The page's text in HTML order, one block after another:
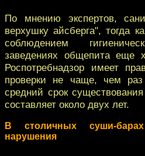
По мнению экспертов,
верхушку айсберга", тогда
соблюдением
заведениях общепита еще
Роспотребнадзор имеет
проверки не чаще, чем
средний срок
составляет около двух лет.
В столичных суши-
нарушения